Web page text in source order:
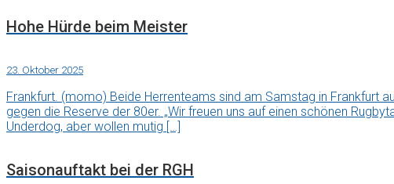
Hohe Hürde beim Meister
23. Oktober 2025
Frankfurt. (momo) Beide Herrenteams sind am Samstag in Frankfurt
gegen die Reserve der 80er. „Wir freuen uns auf einen schönen
Underdog, aber wollen mutig […]
Saisonauftakt bei der RGH